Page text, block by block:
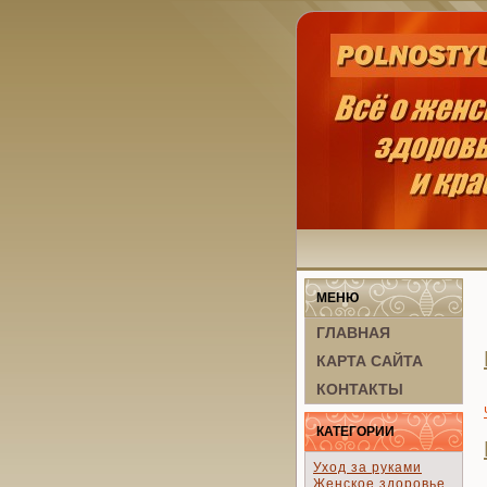
МЕНЮ
ГЛАВНАЯ
КАРТА САЙТА
КОНТАКТЫ
КАТЕГОРИИ
Уход за руками
Женское здоровье